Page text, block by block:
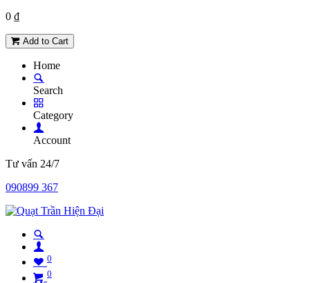
0 ₫
Add to Cart
Home
Search
Category
Account
Tư vấn 24/7
090899 367
0
0